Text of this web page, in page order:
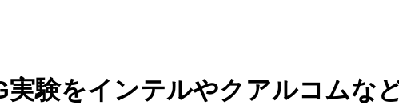
実験をインテルやクアルコムな